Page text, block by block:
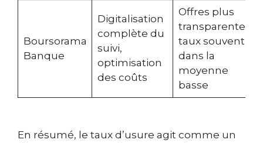
Boursorama
Banque
Digitalisation
complète du
suivi,
optimisation
des coûts
Offres plus
transparentes,
taux souvent
dans la
moyenne
basse
En résumé, le taux d’usure agit comme un